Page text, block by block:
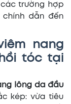
trường hợp
dẫn đến
nang
tóc tại
lông da đầu
kép: vừa tiêu